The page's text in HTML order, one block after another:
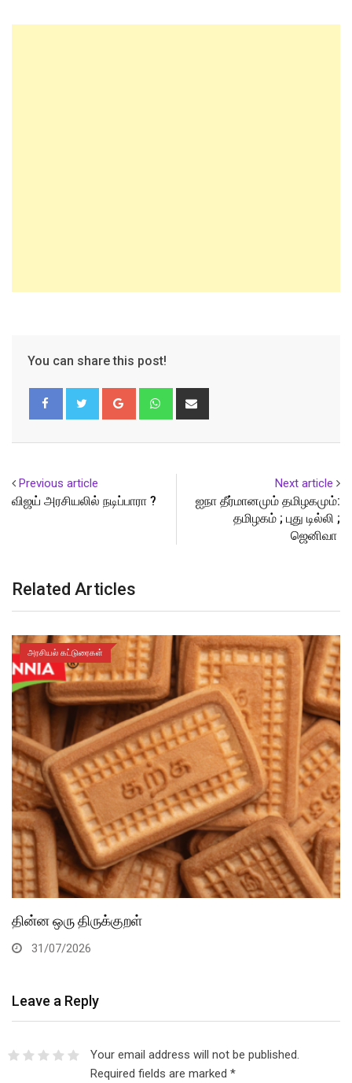
You can share this post!
Google+ Whatsapp
Previous article
விஜய் அரசியலில் நடிப்பாரா ?
Next article
ஐநா தீர்மானமும் தமிழகமும்:
தமிழகம் ; புது டில்லி ;
ஜெனிவா
Related Articles
அரசியல் கட்டுரைகள்
தின்ன ஒரு திருக்குறள்
31/07/2026
Leave a Reply
Your email address will not be published.
Required fields are marked *